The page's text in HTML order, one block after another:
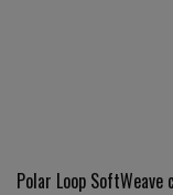
Polar Loop SoftWeave